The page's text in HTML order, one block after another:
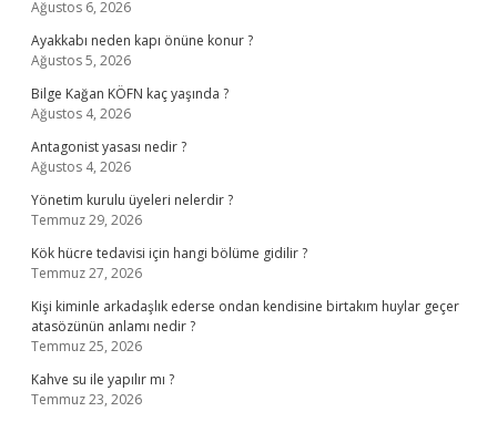
Ağustos 6, 2026
Ayakkabı neden kapı önüne konur ?
Ağustos 5, 2026
Bilge Kağan KÖFN kaç yaşında ?
Ağustos 4, 2026
Antagonist yasası nedir ?
Ağustos 4, 2026
Yönetim kurulu üyeleri nelerdir ?
Temmuz 29, 2026
Kök hücre tedavisi için hangi bölüme gidilir ?
Temmuz 27, 2026
Kişi kiminle arkadaşlık ederse ondan kendisine birtakım huylar geçer
atasözünün anlamı nedir ?
Temmuz 25, 2026
Kahve su ile yapılır mı ?
Temmuz 23, 2026